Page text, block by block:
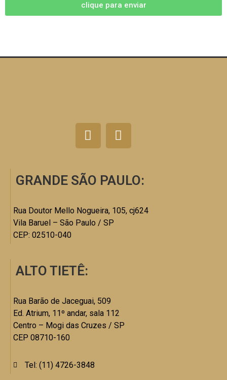
clique para enviar
GRANDE SÃO PAULO:
Rua Doutor Mello Nogueira, 105, cj624
Vila Baruel – São Paulo / SP
CEP: 02510-040
ALTO TIETÊ:
Rua Barão de Jaceguai, 509
Ed. Atrium, 11º andar, sala 112
Centro – Mogi das Cruzes / SP
CEP 08710-160
Tel: (11) 4726-3848